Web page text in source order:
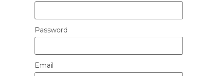
Password
Email